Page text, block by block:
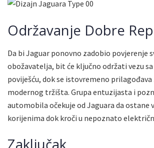
Održavanje Dobre
Da bi Jaguar ponovno zadobio povjerenje
obožavatelja, bit će ključno održati vezu
poviješću, dok se istovremeno
modernog tržišta. Grupa entuzijasta i
automobila očekuje od Jaguara da ostane
korijenima dok kroči u nepoznato